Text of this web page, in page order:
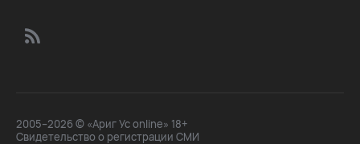
2005–2026 © «Ариг Ус online» 18+
Свидетельство о регистрации СМИ